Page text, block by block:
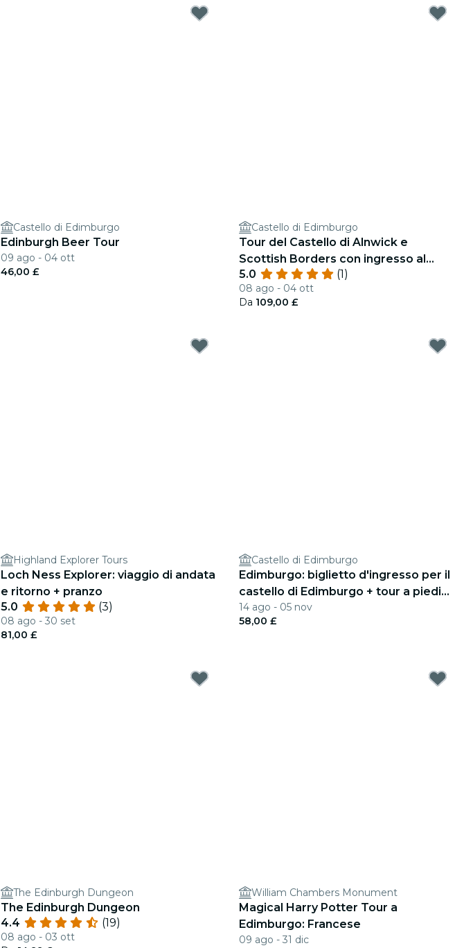
Castello di Edimburgo
Edinburgh Beer Tour
09 ago - 04 ott
46,00 £
Castello di Edimburgo
Tour del Castello di Alnwick e
Scottish Borders con ingresso al
castello
5.0 (1)
08 ago - 04 ott
Da 109,00 £
Highland Explorer Tours
Loch Ness Explorer: viaggio di andata
e ritorno + pranzo
5.0
(3)
08 ago - 30 set
81,00 £
Castello di Edimburgo
Edimburgo: biglietto d'ingresso per il
castello di Edimburgo + tour a piedi
Harry Potter
14 ago - 05 nov
58,00 £
The Edinburgh Dungeon
The Edinburgh Dungeon
4.4
(19)
08 ago - 03 ott
William Chambers Monument
Magical Harry Potter Tour a
Edimburgo: Francese
09 ago - 31 dic